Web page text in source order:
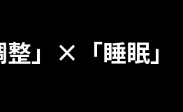
整」×「睡眠」